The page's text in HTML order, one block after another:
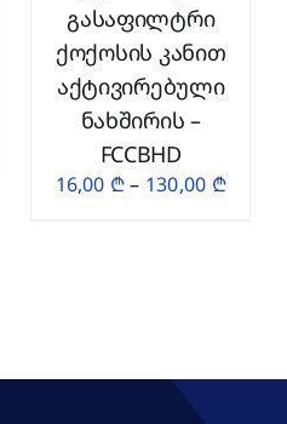
გასაფილტრი
ქოქოსის კანით
აქტივირებული
ნახშირის –
FCCBHD
16,00 ₾ – 130,00 ₾Price